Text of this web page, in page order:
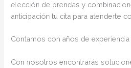
elección de prendas y
anticipación tu cita para atenderte
Contamos con años de
Con nosotros encontrarás